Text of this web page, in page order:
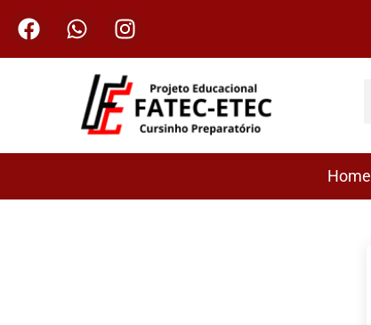
Home